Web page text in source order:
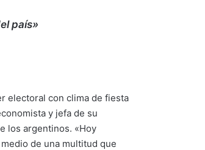
país»
electoral con clima de fiesta
y jefa de su
los argentinos. «Hoy
de una multitud que